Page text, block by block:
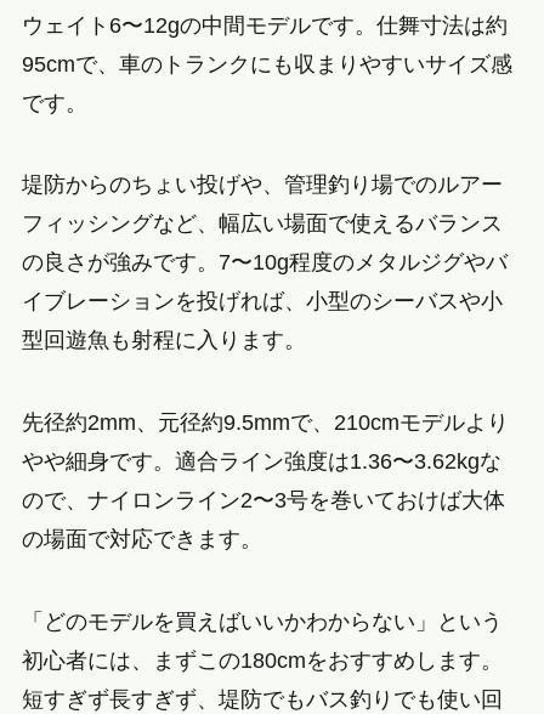
ウェイト6〜12gの中間モデルです。仕舞寸法は約
95cmで、車のトランクにも収まりやすいサイズ感
です。
堤防からのちょい投げや、管理釣り場でのルアー
フィッシングなど、幅広い場面で使えるバランス
の良さが強みです。7〜10g程度のメタルジグやバ
イブレーションを投げれば、小型のシーバスや小
型回遊魚も射程に入ります。
先径約2mm、元径約9.5mmで、210cmモデルより
やや細身です。適合ライン強度は1.36〜3.62kgな
ので、ナイロンライン2〜3号を巻いておけば大体
の場面で対応できます。
「どのモデルを買えばいいかわからない」という
初心者には、まずこの180cmをおすすめします。
短すぎず長すぎず、堤防でもバス釣りでも使い回